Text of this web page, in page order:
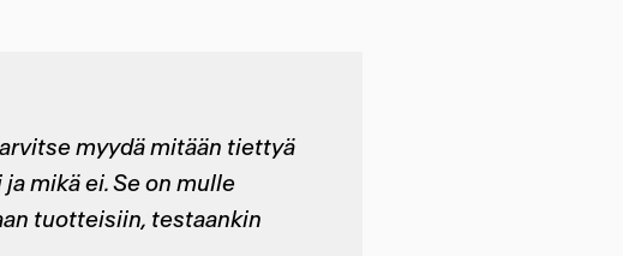
myydä mitään tiettyä
mikä ei. Se on mulle
tuotteisiin, testaankin